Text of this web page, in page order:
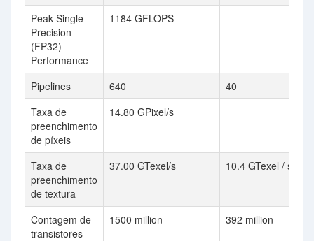
Peak Single
Precision
(FP32)
Performance
1184 GFLOPS
Pipelines 640
40
Taxa de
preenchimento
de píxeis
14.80 GPixel/s
Taxa de
preenchimento
de textura
37.00 GTexel/s 10.4 GTexel / s
Contagem de
transistores
1500 million 392 million